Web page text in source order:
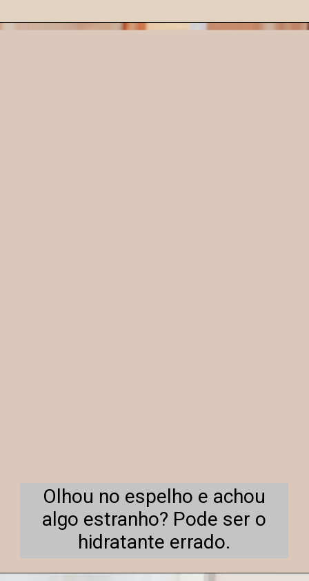
Olhou no espelho e achou
algo estranho? Pode ser o
hidratante errado.